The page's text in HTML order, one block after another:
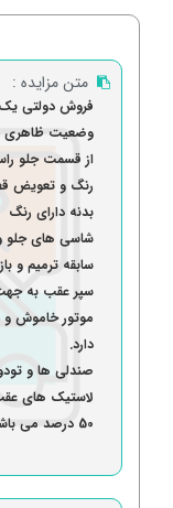
متن مزایده :
فروش دولتی یک
وضعیت ظاهری و
از قسمت جلو
رنگ و تعویض
بدنه دارای رنگ
شاسی های جلو
سابقه ترمیم و
سپر عقب به جهت
موتور خاموش و
دارد.
صندلی ها و
50 درصد می باشد.